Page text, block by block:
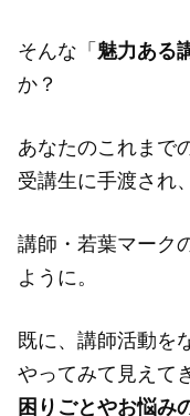
そんな「 魅力ある
か？
あなたのこれまで
受講生に手渡され
講師・若葉マーク
ように。
既に、講師活動を
やってみて見えて
困りごとやお悩み